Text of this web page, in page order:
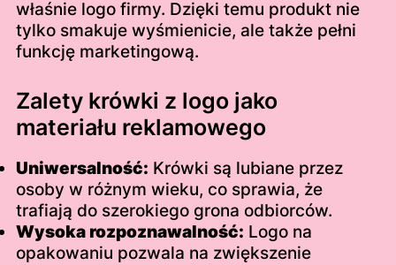
właśnie logo firmy. Dzięki temu produkt nie
tylko smakuje wyśmienicie, ale także pełni
funkcję marketingową.
Zalety krówki z logo jako
materiału reklamowego
Uniwersalność: Krówki są lubiane przez
osoby w różnym wieku, co sprawia, że
trafiają do szerokiego grona odbiorców.
Wysoka rozpoznawalność: Logo na
opakowaniu pozwala na zwiększenie